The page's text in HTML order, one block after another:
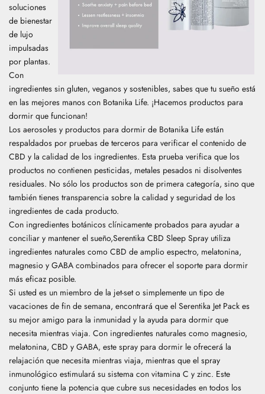
soluciones
de bienestar
de lujo
impulsadas
por plantas.
Con
ingredientes sin gluten, veganos y sostenibles, sabes que tu sueño está
en las mejores manos con Botanika Life. ¡Hacemos productos para
dormir que funcionan!
Los aerosoles y productos para dormir de Botanika Life están
respaldados por pruebas de terceros para verificar el contenido de
CBD y la calidad de los ingredientes. Esta prueba verifica que los
productos no contienen pesticidas, metales pesados ​​ni disolventes
residuales. No sólo los productos son de primera categoría, sino que
también tienes transparencia sobre la calidad y seguridad de los
ingredientes de cada producto.
Con ingredientes botánicos clínicamente probados para ayudar a
conciliar y mantener el sueño,Serentika CBD Sleep Spray utiliza
ingredientes naturales como CBD de amplio espectro, melatonina,
magnesio y GABA combinados para ofrecer el soporte para dormir
más eficaz posible.
Si usted es un miembro de la jet-set o simplemente un tipo de
vacaciones de fin de semana, encontrará que el Serentika Jet Pack es
su mejor amigo para la inmunidad y la ayuda para dormir que
necesita mientras viaja. Con ingredientes naturales como magnesio,
melatonina, CBD y GABA, este spray para dormir le ofrecerá la
relajación que necesita mientras viaja, mientras que el spray
inmunológico estimulará su sistema con vitamina C y zinc. Este
conjunto tiene la potencia que cubre sus necesidades en todos los